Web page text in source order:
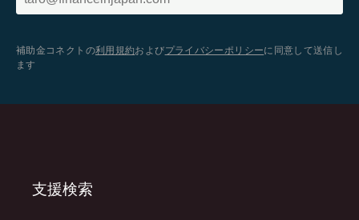
補助金コネクトの利用規約およびプライバシーポリシーに同意して送信し
ます
支援検索